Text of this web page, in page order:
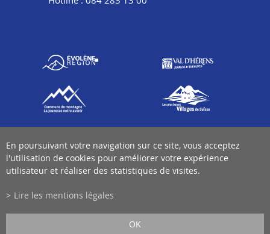
En poursuivant votre navigation sur ce site, vous acceptez
l'utilisation de cookies pour améliorer votre expérience
utilisateur et réaliser des statistiques de visites.
Lire les mentions légales
OK